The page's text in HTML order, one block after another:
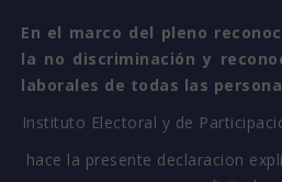
En el marco del pleno
la no discriminación y
laborales de todas las
Instituto Electoral y de
hace la presente declaracion